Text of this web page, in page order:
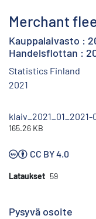
Merchant
Kauppalaivasto :
Handelsflottan :
Statistics Finland
2021
165.26 KB
CC BY 4.0
Lataukset 59
Pysyvä osoite